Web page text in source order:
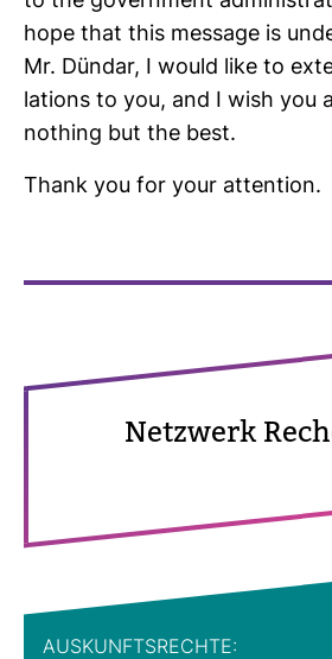
hope that this mes­sage is
Mr. Dündar, I would like to
la­tions to you, and I wish you
nothing but the best.
Thank you for your atten­tion.
Netz­werk
AUS­KUNFTS­RECHTE: